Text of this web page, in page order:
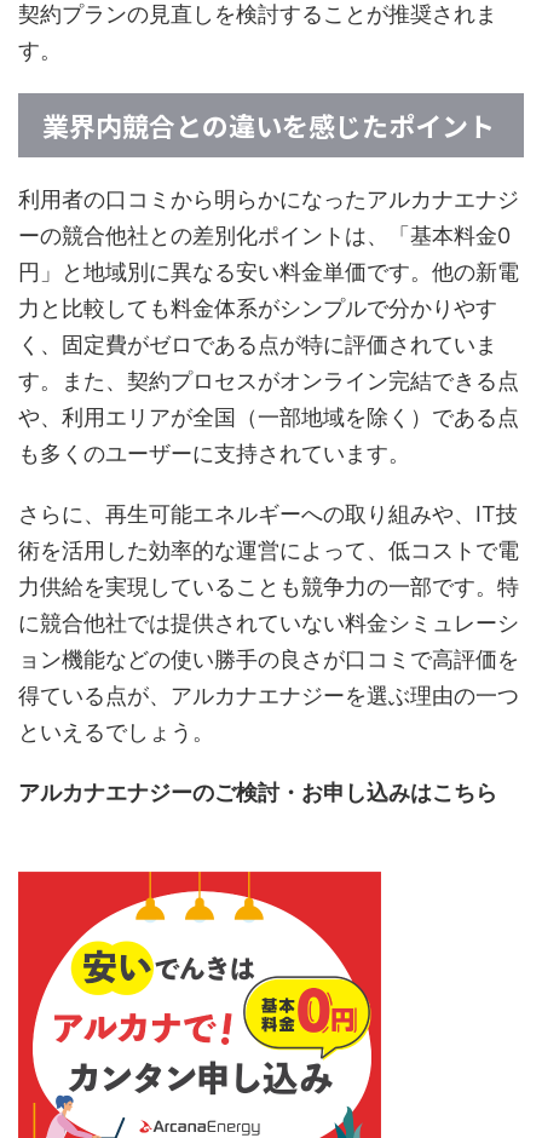
契約プランの見直しを検討することが推奨されま
す。
業界内競合との違いを感じたポイント
利用者の口コミから明らかになったアルカナエナジ
ーの競合他社との差別化ポイントは、「基本料金0
円」と地域別に異なる安い料金単価です。他の新電
力と比較しても料金体系がシンプルで分かりやす
く、固定費がゼロである点が特に評価されていま
す。また、契約プロセスがオンライン完結できる点
や、利用エリアが全国（一部地域を除く）である点
も多くのユーザーに支持されています。
さらに、再生可能エネルギーへの取り組みや、IT技
術を活用した効率的な運営によって、低コストで電
力供給を実現していることも競争力の一部です。特
に競合他社では提供されていない料金シミュレーシ
ョン機能などの使い勝手の良さが口コミで高評価を
得ている点が、アルカナエナジーを選ぶ理由の一つ
といえるでしょう。
アルカナエナジーのご検討・お申し込みはこちら